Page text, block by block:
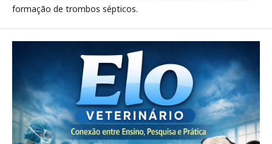
formação de trombos sépticos.